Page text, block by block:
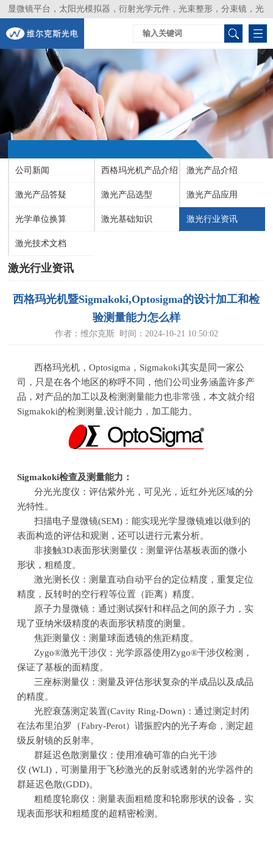
显微镜平台，太阳光模拟器，衍射光学元件，光束整形，分束镜，光
谱仪，生物激光器，光束分析仪，Layertec
公司新闻 西格玛光机产品介绍 激光产品介绍
激光产品答疑 激光产品选型 激光产品应用
光学单位换算 激光基础知识 激光行业资讯
激光技术文档
激光行业资讯
西格玛光机暨Sigmakoki,Optosigma的设计加工和检
验测量能力怎么样
作者：维尔克斯 时间：2024-10-21 10:50:02
西格玛光机，Optosigma， Sigmakoki其实是同一家公
司，只是在各个地区的称呼不同，他们公司业务涵盖许多产
品，对产品的加工以及检测测量能力也非常强，本文就介绍
Sigmakoki的检测测量,设计能力，加工能力。
Sigmakoki检查及测量能力：
分光光度仪：评估紫外光，可见光，近红外光区域的分
光特性。
扫描电子显微镜(SEM) ：能实现光学显微镜难以做到的
表面构造的评估和观测，还可以进行元素分析。
非接触3D表面形状测量仪：测量评估基板表面的微小
形状，粗糙度。
激光测长仪：测量直动自动平台的定位精度，重复定位
精度，反转时的空行程等位置（距离）精度。
原子力显微镜：通过测试探针和样品之间的原子力，实
现了亚纳米级精度的表面形状精度的测量。
焦距测量仪：测量球面透镜的焦距精度。
Zygo®激光干涉仪：光学原器使用Zygo®干涉仪检测，
保证了基板的面精度。
三座标测量仪：测量及评估形状复杂的半成品以及成品
的精度。
光腔衰荡测定装置(Cavity Ring-Down) ：通过测定封闭
在法布里泊罗（Fabry-Perot）谐振腔内的光子寿命，测定超
级反射镜的反射率。
群延迟色散测量仪：使用准确可靠的白光干涉
仪 (WLI) ，可测量用于飞秒激光的反射或透射的光学器件的
群延迟色散(GDD)。
粗糙度轮廓仪：测量表面粗糙度和轮廓形状的设备，实
现表面形状和粗糙度的超精密检测。